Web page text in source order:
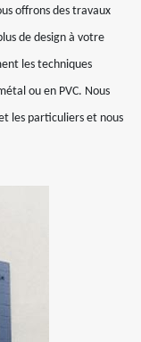
offrons des travaux
de design à votre
les techniques
ou en PVC. Nous
les particuliers et nous